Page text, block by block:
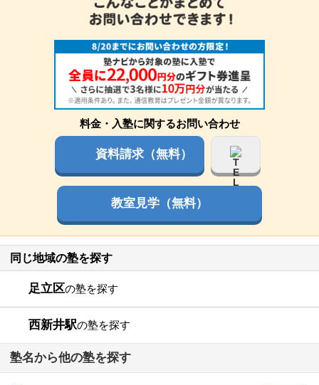
料金・入塾に関するお問い合わせ
資料請求（無料）
教室見学（無料）
同じ地域の塾を探す
足立区の塾を探す
西新井駅の塾を探す
塾名から他の塾を探す